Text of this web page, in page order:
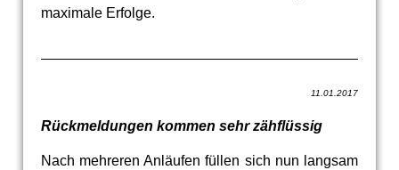
maximale Erfolge.
11.01.2017
Rückmeldungen kommen sehr zähflüssig
Nach mehreren Anläufen füllen sich nun langsam